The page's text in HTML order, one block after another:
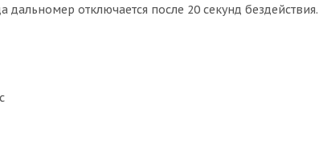
отключается после 20 секунд бездействия.